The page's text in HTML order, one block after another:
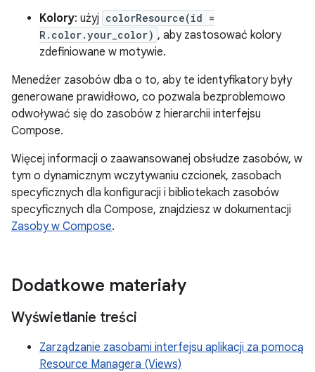
Kolory: użyj colorResource(id =
R.color.your_color) , aby zastosować kolory
zdefiniowane w motywie.
Menedżer zasobów dba o to, aby te identyfikatory były
generowane prawidłowo, co pozwala bezproblemowo
odwoływać się do zasobów z hierarchii interfejsu
Compose.
Więcej informacji o zaawansowanej obsłudze zasobów, w
tym o dynamicznym wczytywaniu czcionek, zasobach
specyficznych dla konfiguracji i bibliotekach zasobów
specyficznych dla Compose, znajdziesz w dokumentacji
Zasoby w Compose.
Dodatkowe materiały
Wyświetlanie treści
Zarządzanie zasobami interfejsu aplikacji za pomocą
Resource Managera (Views)